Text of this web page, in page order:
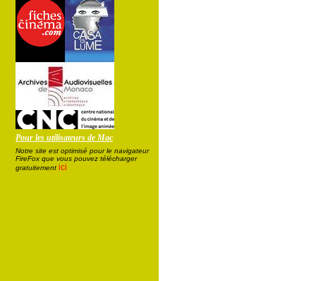
Pour les utilisateurs de Mac
Notre site est optimisé pour le navigateur
FireFox que vous pouvez télécharger
gratuitement ici